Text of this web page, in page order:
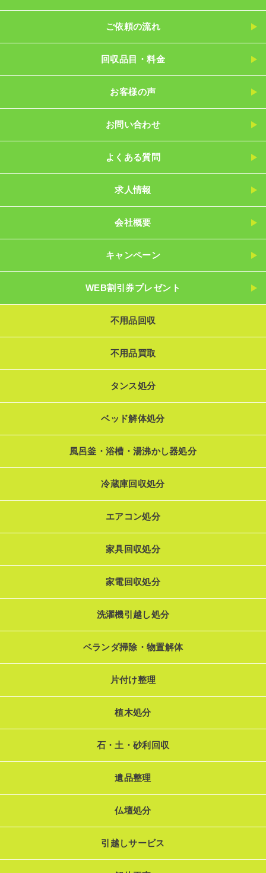
ご依頼の流れ
回収品目・料金
お客様の声
お問い合わせ
よくある質問
求人情報
会社概要
キャンペーン
WEB割引券プレゼント
不用品回収
不用品買取
タンス処分
ベッド解体処分
風呂釜・浴槽・湯沸かし器処分
冷蔵庫回収処分
エアコン処分
家具回収処分
家電回収処分
洗濯機引越し処分
ベランダ掃除・物置解体
片付け整理
植木処分
石・土・砂利回収
遺品整理
仏壇処分
引越しサービス